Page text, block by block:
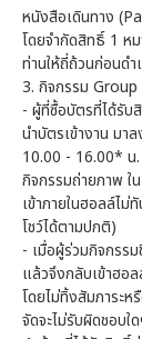
หนังสือเดินทาง
โดยจำกัดสิทธิ์ 1 ห
ท่านให้ถี่ถ้วนก่อนดำ
3. กิจกรรม
- ผู้ที่ซื้อบัตรที่ได้รับ
นำบัตรเข้างาน มา
10.00 - 16.00* น.
กิจกรรมถ่ายภาพ ใ
เข้าภายในฮอลล์ไม่
โชว์ได้ตามปกติ)
- เมื่อผู้ร่วมกิจกรร
แล้วจึงกลับเข้าฮอ
โดยไม่ทิ้งสัมภาระ
จัดจะไม่รับผิดชอบใ